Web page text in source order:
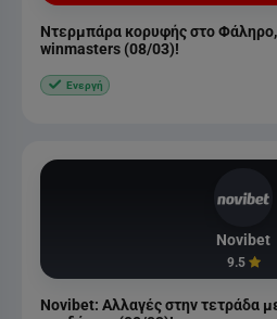
Ντερμπάρα κορυφής στο
winmasters (08/03)!
Ενεργή
Novibet
9.5
Novibet: Αλλαγές στην τετράδα